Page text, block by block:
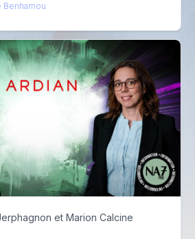
Benhamou
et Marion Calcine